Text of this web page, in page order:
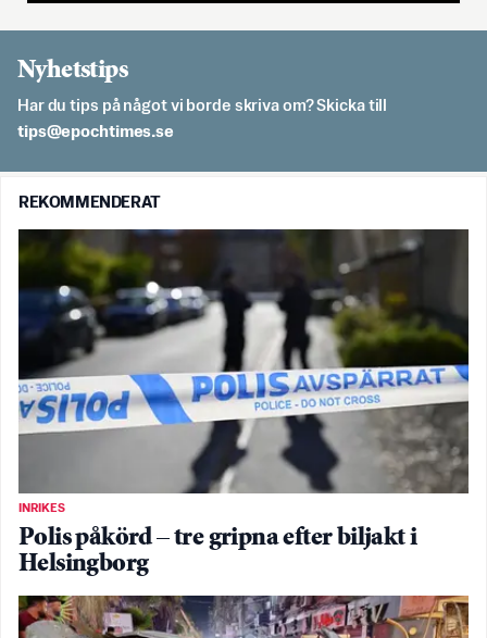
Nyhetstips
Har du tips på något vi borde skriva om? Skicka till
es.semithcope@spit
REKOMMENDERAT
INRIKES
Polis påkörd – tre gripna efter biljakt i
Helsingborg